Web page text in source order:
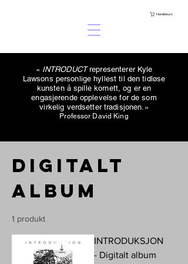
Handlekurv
« INTRODUCTrepresenterer Kyle
Lawsons personlige hyllest til den tidløse
kunsten å spille kornett, og er en
engasjerende opplevelse for de som
virkelig verdsetter tradisjonen.»
Professor David King
Digitalt
album
1 produkt
INTRODUKSJON
- Digitalt album